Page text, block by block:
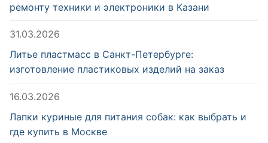
ремонту техники и электроники в Казани
31.03.2026
Литье пластмасс в Санкт-Петербурге:
изготовление пластиковых изделий на заказ
16.03.2026
Лапки куриные для питания собак: как выбрать и
где купить в Москве